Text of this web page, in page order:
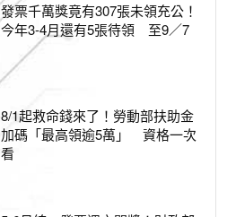
發票千萬獎竟有307張未領充公！
今年3-4月還有5張待領 至9／7
8/1起救命錢來了！勞動部扶助金
加碼「最高領逾5萬」 資格一次
看